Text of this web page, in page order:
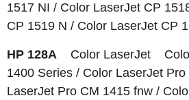
1517 NI / Color LaserJet CP
CP 1519 N / Color LaserJet CP
HP 128A
Color LaserJet
1400 Series / Color LaserJet
LaserJet Pro CM 1415 fnw /